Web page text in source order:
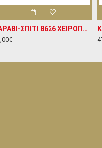
ΚΑΡΑΒΙ-ΣΠΙΤΙ 8626 ΧΕΙΡΟΠΟΙΗΤΗ ΞΥΛΙΝΗ ΚΡΕΜΑΣΤΡΑ Υ9ΧΠ18